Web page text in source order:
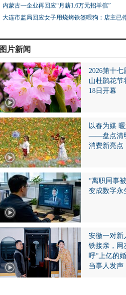
内蒙古一企业再回应“月薪1.6万元招羊倌”
大连市监局回应女子用烧烤铁签喂狗：店主已
图片新闻
2026第十七
山杜鹃花节
18日开幕
以春为媒
——盘点清
消费新亮点
“离职同事
变成数字永
安徽一对新
铁接亲，网
呼“上亿的婚
当事人发声